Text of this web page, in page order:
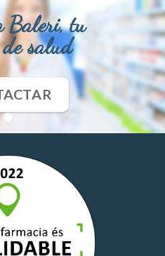
Baleri, tu
de salud